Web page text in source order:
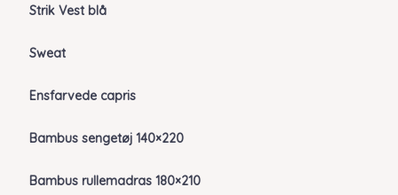
Strik Vest blå
Sweat
Ensfarvede capris
Bambus sengetøj 140×220
Bambus rullemadras 180×210